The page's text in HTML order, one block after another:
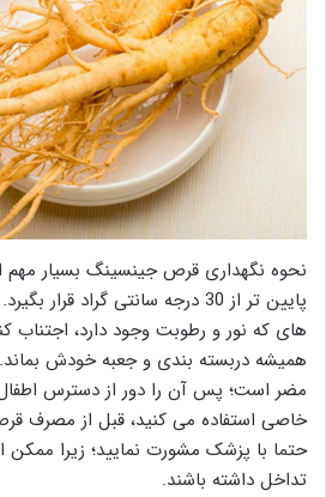
نحوه نگهداری قرص جینسینگ بسیار مهم
پایین تر از 30 درجه سانتی گراد
های که نور و رطوبت وجود دارد، اجتناب
همیشه دربسته بندی و جعبه خودش
مضر است؛ پس آن را دور از دسترس اطفال
خاصی استفاده می کنید، قبل از مصرف
حتما با پزشک مشورت نمایید؛ زیرا ممکن
تداخل داشته باشند.